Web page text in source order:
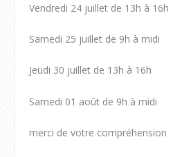
Vendredi 24 juillet de 13h à 16h
Samedi 25 juillet de 9h à midi
Jeudi 30 juillet de 13h à 16h
Samedi 01 août de 9h à midi
merci de votre compréhension